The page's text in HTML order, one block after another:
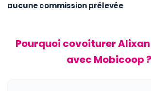
aucune commission prélevée.
Pourquoi covoiturer
avec Mobicoop ?